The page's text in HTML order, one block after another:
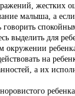
жестких
малыша, а если
говорить
выделить для
на
а их